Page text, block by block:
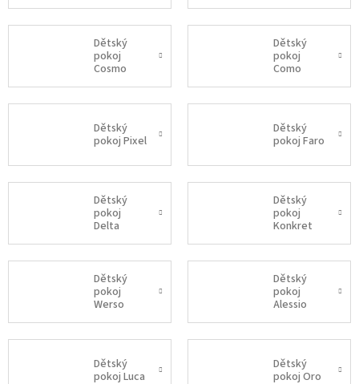
Dětský
pokoj
Cosmo
Dětský
pokoj
Como
Dětský
pokoj Pixel
Dětský
pokoj Faro
Dětský
pokoj
Delta
Dětský
pokoj
Konkret
Dětský
pokoj
Werso
Dětský
pokoj
Alessio
Dětský
pokoj Luca
Dětský
pokoj Oro